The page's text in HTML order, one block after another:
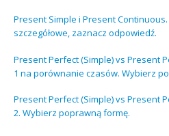
Present Simple i Present
szczegółowe, zaznacz odpowiedź.
Present Perfect (Simple) vs Present
1 na porównanie czasów. Wybierz
Present Perfect (Simple) vs Present
2. Wybierz poprawną formę.